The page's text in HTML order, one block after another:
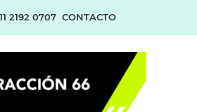
2192 0707 CONTACTO